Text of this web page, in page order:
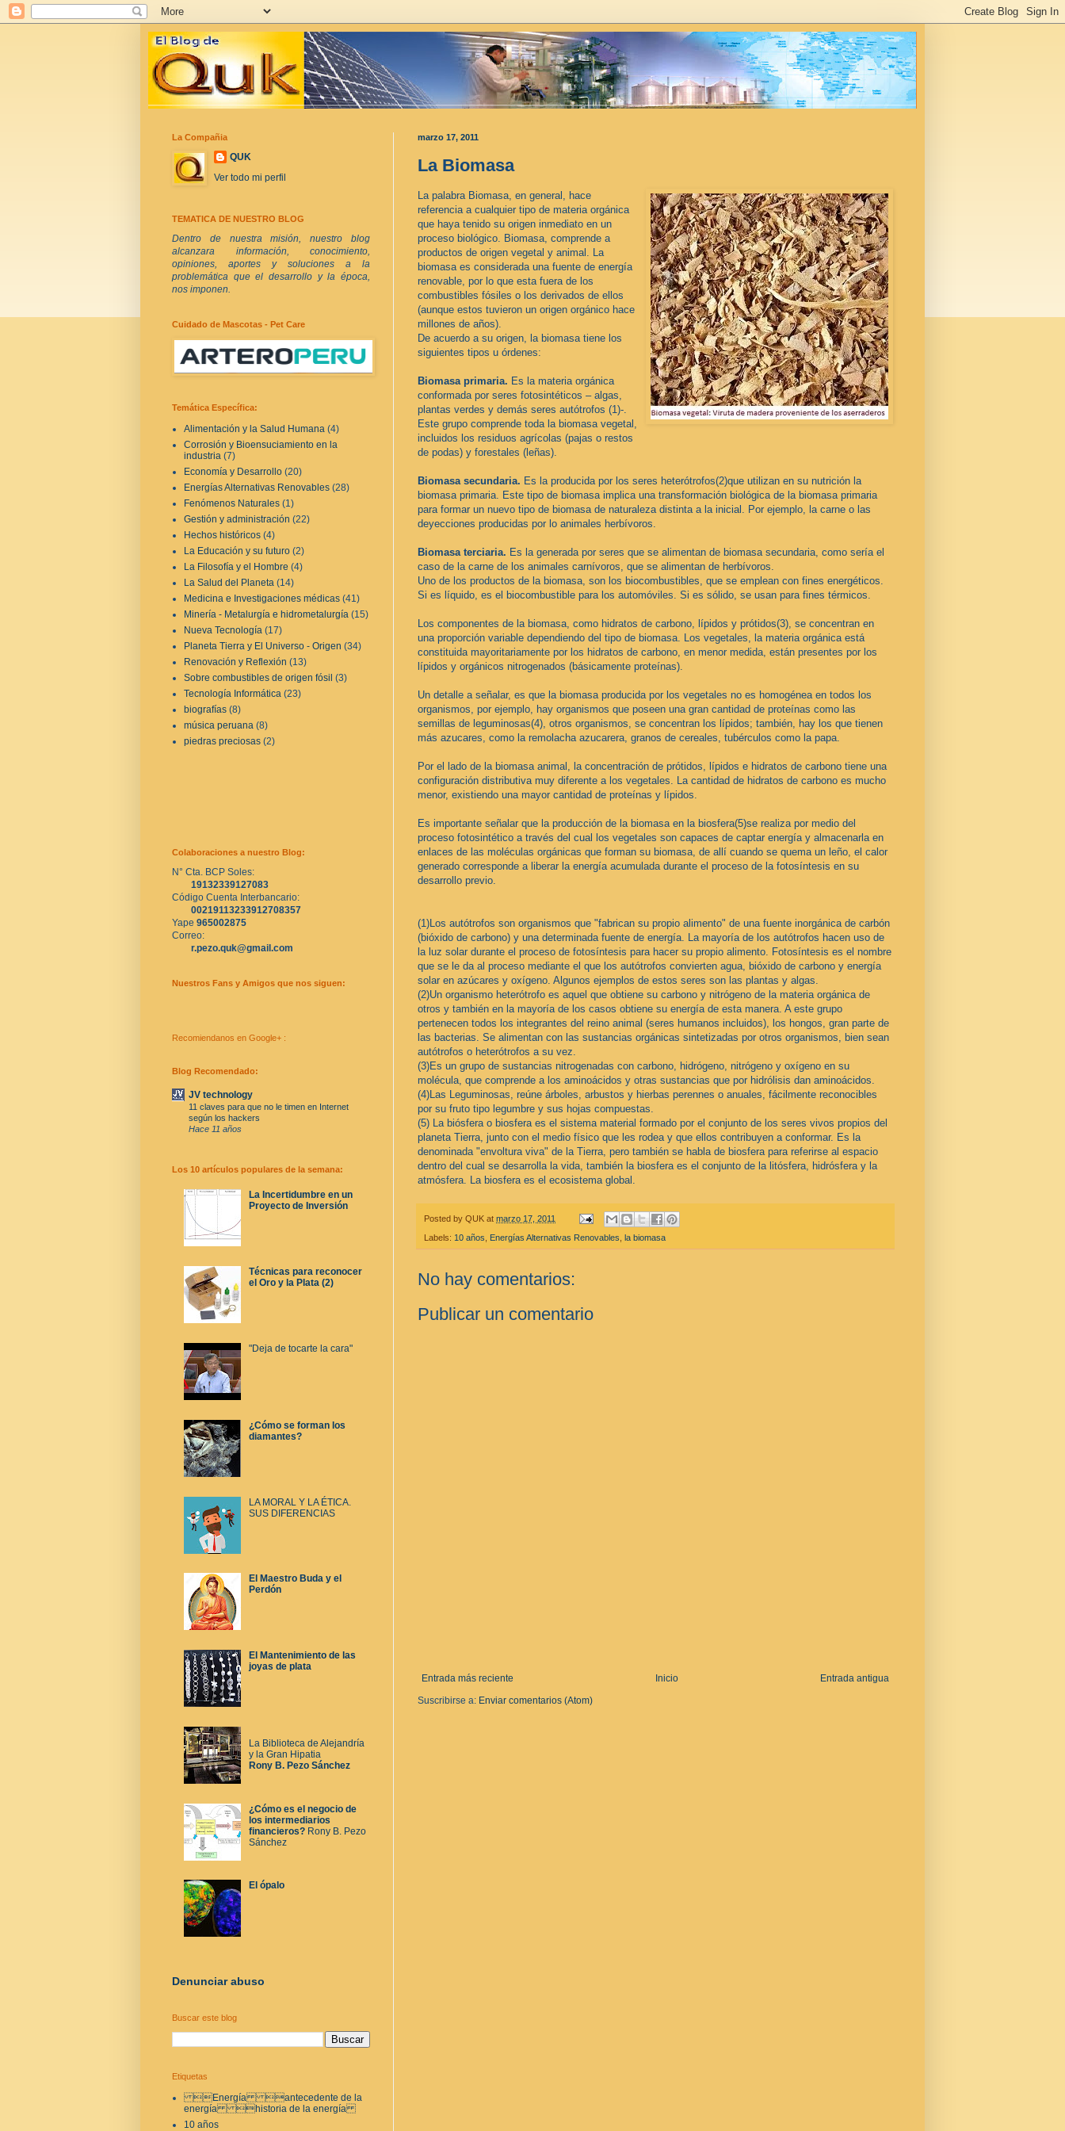
marzo 17, 2011
La Biomasa
La palabra Biomasa, en general, hace
referencia a cualquier tipo de materia orgánica
que haya tenido su origen inmediato en un
proceso biológico. Biomasa, comprende a
productos de origen vegetal y animal. La
biomasa es considerada una fuente de energía
renovable, por lo que esta fuera de los
combustibles fósiles o los derivados de ellos
(aunque estos tuvieron un origen orgánico hace
millones de años).
De acuerdo a su origen, la biomasa tiene los
siguientes tipos u órdenes:
Biomasa primaria. Es la materia orgánica
conformada por seres fotosintéticos – algas,
plantas verdes y demás seres autótrofos (1)-.
Este grupo comprende toda la biomasa vegetal,
incluidos los residuos agrícolas (pajas o restos
de podas) y forestales (leñas).
Biomasa secundaria. Es la producida por los seres heterótrofos(2)que utilizan en su nutrición la
biomasa primaria. Este tipo de biomasa implica una transformación biológica de la biomasa primaria
para formar un nuevo tipo de biomasa de naturaleza distinta a la inicial. Por ejemplo, la carne o las
deyecciones producidas por lo animales herbívoros.
Biomasa terciaria. Es la generada por seres que se alimentan de biomasa secundaria, como sería el
caso de la carne de los animales carnívoros, que se alimentan de herbívoros.
Uno de los productos de la biomasa, son los biocombustibles, que se emplean con fines energéticos.
Si es líquido, es el biocombustible para los automóviles. Si es sólido, se usan para fines térmicos.
Los componentes de la biomasa, como hidratos de carbono, lípidos y prótidos(3), se concentran en
una proporción variable dependiendo del tipo de biomasa. Los vegetales, la materia orgánica está
constituida mayoritariamente por los hidratos de carbono, en menor medida, están presentes por los
lípidos y orgánicos nitrogenados (básicamente proteínas).
Un detalle a señalar, es que la biomasa producida por los vegetales no es homogénea en todos los
organismos, por ejemplo, hay organismos que poseen una gran cantidad de proteínas como las
semillas de leguminosas(4), otros organismos, se concentran los lípidos; también, hay los que tienen
más azucares, como la remolacha azucarera, granos de cereales, tubérculos como la papa.
Por el lado de la biomasa animal, la concentración de prótidos, lípidos e hidratos de carbono tiene una
configuración distributiva muy diferente a los vegetales. La cantidad de hidratos de carbono es mucho
menor, existiendo una mayor cantidad de proteínas y lípidos.
Es importante señalar que la producción de la biomasa en la biosfera(5)se realiza por medio del
proceso fotosintético a través del cual los vegetales son capaces de captar energía y almacenarla en
enlaces de las moléculas orgánicas que forman su biomasa, de allí cuando se quema un leño, el calor
generado corresponde a liberar la energía acumulada durante el proceso de la fotosíntesis en su
desarrollo previo.
(1)Los autótrofos son organismos que "fabrican su propio alimento" de una fuente inorgánica de carbón
(bióxido de carbono) y una determinada fuente de energía. La mayoría de los autótrofos hacen uso de
la luz solar durante el proceso de fotosíntesis para hacer su propio alimento. Fotosíntesis es el nombre
que se le da al proceso mediante el que los autótrofos convierten agua, bióxido de carbono y energía
solar en azúcares y oxígeno. Algunos ejemplos de estos seres son las plantas y algas.
(2)Un organismo heterótrofo es aquel que obtiene su carbono y nitrógeno de la materia orgánica de
otros y también en la mayoría de los casos obtiene su energía de esta manera. A este grupo
pertenecen todos los integrantes del reino animal (seres humanos incluidos), los hongos, gran parte de
las bacterias. Se alimentan con las sustancias orgánicas sintetizadas por otros organismos, bien sean
autótrofos o heterótrofos a su vez.
(3)Es un grupo de sustancias nitrogenadas con carbono, hidrógeno, nitrógeno y oxígeno en su
molécula, que comprende a los aminoácidos y otras sustancias que por hidrólisis dan aminoácidos.
(4)Las Leguminosas, reúne árboles, arbustos y hierbas perennes o anuales, fácilmente reconocibles
por su fruto tipo legumbre y sus hojas compuestas.
(5) La biósfera o biosfera es el sistema material formado por el conjunto de los seres vivos propios del
planeta Tierra, junto con el medio físico que les rodea y que ellos contribuyen a conformar. Es la
denominada "envoltura viva" de la Tierra, pero también se habla de biosfera para referirse al espacio
dentro del cual se desarrolla la vida, también la biosfera es el conjunto de la litósfera, hidrósfera y la
atmósfera. La biosfera es el ecosistema global.
Posted by QUK at marzo 17, 2011
Labels: 10 años Energías Alternativas Renovables la biomasa
No hay comentarios:
Publicar un comentario
Entrada más reciente Entrada antigua
Inicio
Suscribirse a: Enviar comentarios (Atom)
La Compañia
QUK
Ver todo mi perfil
TEMATICA DE NUESTRO BLOG
Dentro de nuestra misión, nuestro blog
alcanzara información, conocimiento,
opiniones, aportes y soluciones a la
problemática que el desarrollo y la época,
nos imponen.
Cuidado de Mascotas - Pet Care
Temática Específica:
Alimentación y la Salud Humana (4)
Corrosión y Bioensuciamiento en la
industria (7)
Economía y Desarrollo (20)
Energías Alternativas Renovables (28)
Fenómenos Naturales (1)
Gestión y administración (22)
Hechos históricos (4)
La Educación y su futuro (2)
La Filosofía y el Hombre (4)
La Salud del Planeta (14)
Medicina e Investigaciones médicas (41)
Minería - Metalurgía e hidrometalurgía (15)
Nueva Tecnología (17)
Planeta Tierra y El Universo - Origen (34)
Renovación y Reflexión (13)
Sobre combustibles de origen fósil (3)
Tecnología Informática (23)
biografías (8)
música peruana (8)
piedras preciosas (2)
Colaboraciones a nuestro Blog:
N° Cta. BCP Soles:
19132339127083
Código Cuenta Interbancario:
00219113233912708357
Yape 965002875
Correo:
r.pezo.quk@gmail.com
Nuestros Fans y Amigos que nos siguen:
Recomiendanos en Google+ :
Blog Recomendado:
JV technology
11 claves para que no le timen en Internet
según los hackers
Hace 11 años
Los 10 artículos populares de la semana:
La Incertidumbre en un
Proyecto de Inversión
Técnicas para reconocer
el Oro y la Plata (2)
"Deja de tocarte la cara"
¿Cómo se forman los
diamantes?
LA MORAL Y LA ÉTICA.
SUS DIFERENCIAS
El Maestro Buda y el
Perdón
El Mantenimiento de las
joyas de plata
La Biblioteca de Alejandría
y la Gran Hipatia
Rony B. Pezo Sánchez
¿Cómo es el negocio de
los intermediarios
financieros?Rony B. Pezo
Sánchez
El ópalo
Denunciar abuso
Buscar este blog
Etiquetas
Energía antecedente de la
energía historia de la energía
10 años